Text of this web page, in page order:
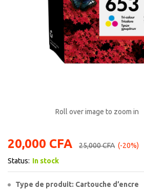
Roll over image to zoom in
20,000 CFA 25,000CFA (-20%)
Status: In stock
Type de produit: Cartouche d’encre